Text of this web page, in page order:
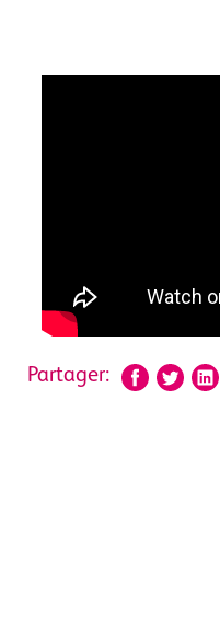
Partager: